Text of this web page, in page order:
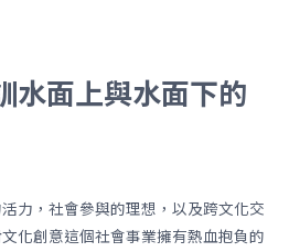
水面上與水面下的
力，社會參與的理想，以及跨文化交
化創意這個社會事業擁有熱血抱負的